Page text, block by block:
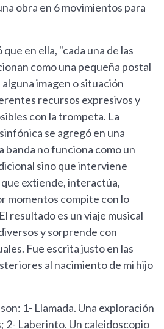
obra en 6 movimientos para
en ella, "cada una de las
como una pequeña postal
imagen o situación
recursos expresivos y
con la trompeta. La
se agregó en una
banda no funciona como un
sino que interviene
extiende, interactúa,
momentos compite con lo
resultado es un viaje musical
y sorprende con
Fue escrita justo en las
al nacimiento de mi hijo
1- Llamada. Una exploración
2- Laberinto. Un caleidoscopio